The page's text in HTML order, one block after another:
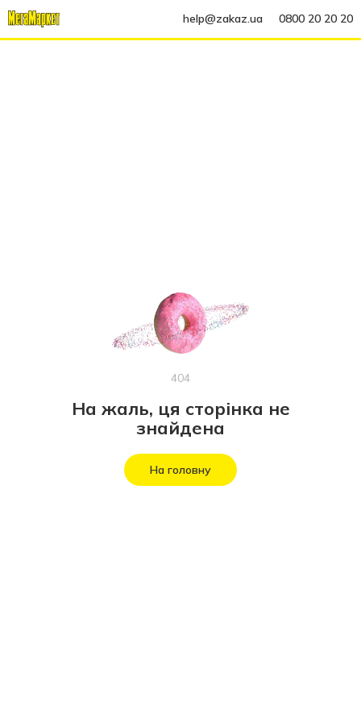
help@zakaz.ua 0800 20 20 20
404
На жаль, ця сторінка не
знайдена
На головну